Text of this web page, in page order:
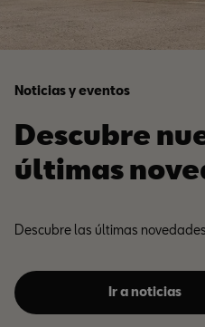
Noticias y eventos
Descubre
últimas
Descubre las últimas
Ir a noticias